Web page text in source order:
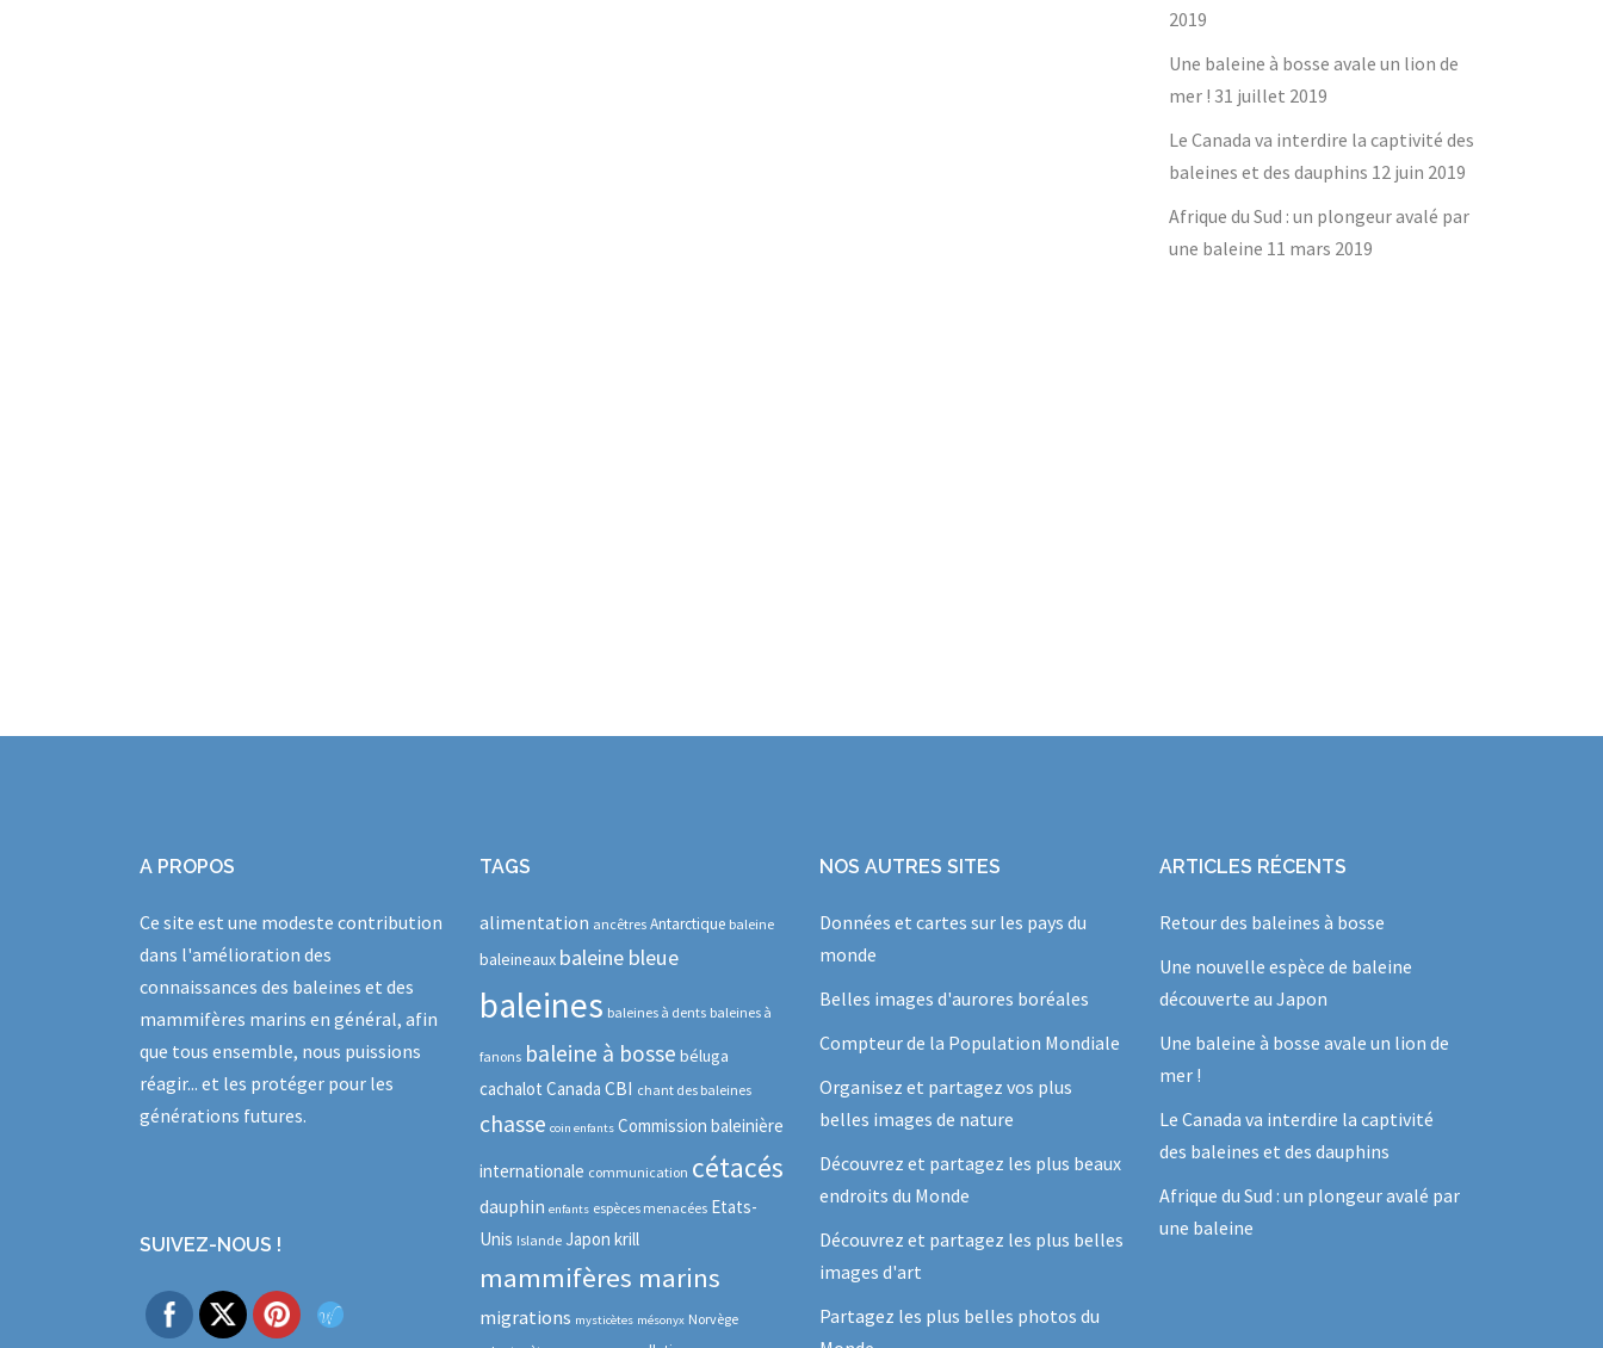
2019
Une baleine à bosse avale un lion de
mer ! 31 juillet 2019
Le Canada va interdire la captivité des
baleines et des dauphins 12 juin 2019
Afrique du Sud : un plongeur avalé par
une baleine 11 mars 2019
A PROPOS
Ce site est une modeste contribution
dans l'amélioration des
connaissances des baleines et des
mammifères marins en général, afin
que tous ensemble, nous puissions
réagir... et les protéger pour les
générations futures.
SUIVEZ-NOUS !
TAGS
alimentation ancêtres Antarctique baleine
baleineaux baleine bleue
baleines baleines à dents baleines à
fanons baleine à bosse béluga
cachalot Canada CBI chant des baleines
chasse coin enfants Commission baleinière
internationale communication cétacés
dauphin enfants espèces menacées Etats-
Unis Islande Japon krill
mammifères marins
migrations mysticètes mésonyx Norvège
NOS AUTRES SITES
Données et cartes sur les pays du
monde
Belles images d'aurores boréales
Compteur de la Population Mondiale
Organisez et partagez vos plus
belles images de nature
Découvrez et partagez les plus beaux
endroits du Monde
Découvrez et partagez les plus belles
images d'art
Partagez les plus belles photos du
ARTICLES RÉCENTS
Retour des baleines à bosse
Une nouvelle espèce de baleine
découverte au Japon
Une baleine à bosse avale un lion de
mer !
Le Canada va interdire la captivité
des baleines et des dauphins
Afrique du Sud : un plongeur avalé par
une baleine